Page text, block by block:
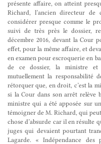
présente affaire, on atteint
Richard, l’ancien directeur de
considérer presque comme le
suivi de très près le dossier,
décembre 2016, devant la Cour
effet, pour la même affaire, et
en examen pour escroquerie en
de ce dossier, la ministre et
mutuellement la responsabilité
rétorquer que, en droit, c’est la
si la Cour dans son arrêt relève
ministre qui a été apposée sur
témoigner de M. Richard, qui
chose d’absurde car il en résulte
juges qui devaient pourtant
Lagarde. « Indépendance